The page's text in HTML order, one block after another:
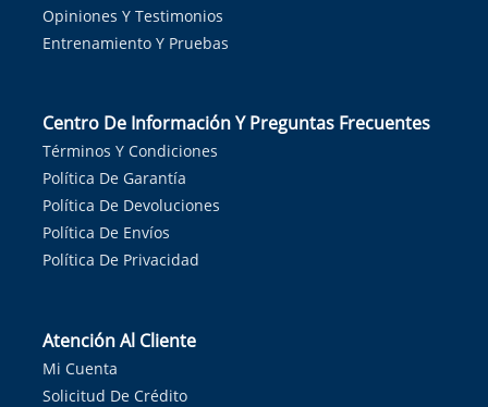
Opiniones Y Testimonios
Entrenamiento Y Pruebas
Centro De Información Y Preguntas Frecuentes
Términos Y Condiciones
Política De Garantía
Política De Devoluciones
Política De Envíos
Política De Privacidad
Atención Al Cliente
Mi Cuenta
Solicitud De Crédito